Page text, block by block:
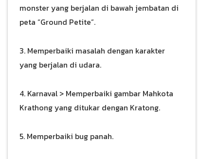
monster yang berjalan di bawah jembatan di
peta “Ground Petite”.
3. Memperbaiki masalah dengan karakter
yang berjalan di udara.
4. Karnaval > Memperbaiki gambar Mahkota
Krathong yang ditukar dengan Kratong.
5. Memperbaiki bug panah.